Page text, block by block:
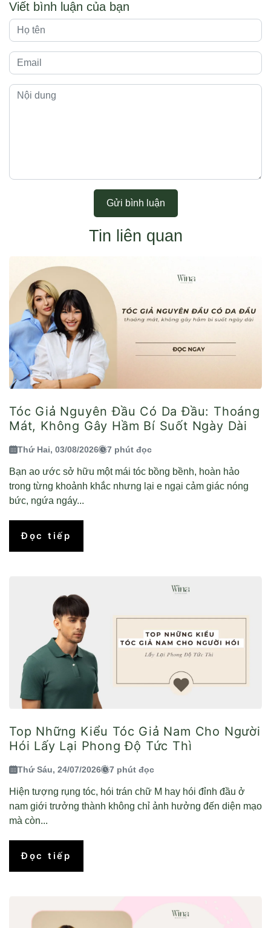
Viết bình luận của bạn
Gửi bình luận
Tin liên quan
Tóc Giả Nguyên Đầu Có Da Đầu: Thoáng
Mát, Không Gây Hầm Bí Suốt Ngày Dài
Thứ Hai, 03/08/2026 7 phút đọc
Bạn ao ước sở hữu một mái tóc bồng bềnh, hoàn hảo
trong từng khoảnh khắc nhưng lại e ngại cảm giác nóng
bức, ngứa ngáy...
Đọc tiếp
Top Những Kiểu Tóc Giả Nam Cho Người
Hói Lấy Lại Phong Độ Tức Thì
Thứ Sáu, 24/07/2026 7 phút đọc
Hiện tượng rụng tóc, hói trán chữ M hay hói đỉnh đầu ở
nam giới trưởng thành không chỉ ảnh hưởng đến diện mạo
mà còn...
Đọc tiếp